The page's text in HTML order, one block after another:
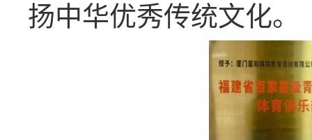
扬中华优秀传统文化。